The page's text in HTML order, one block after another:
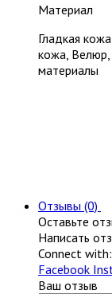
Материал
Гладкая
кожа, Велюр,
материалы
Отзывы (0)
Оставьте
Написать
Connect with:
Facebook
Ваш отзыв